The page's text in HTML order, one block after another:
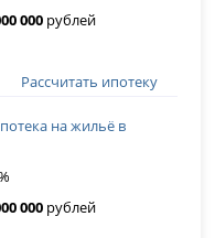
000 рублей
Рассчитать ипотеку
на жильё в
000 рублей